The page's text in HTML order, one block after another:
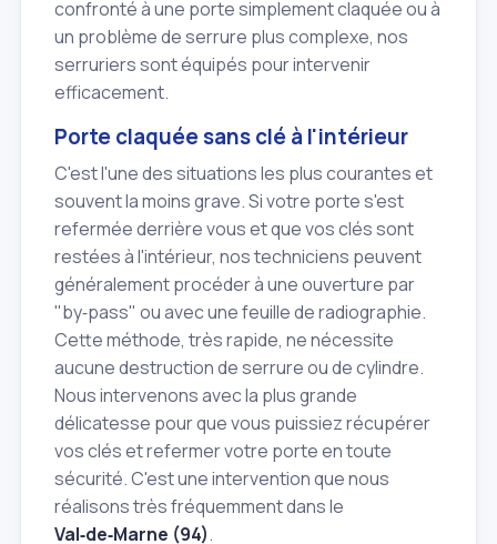
confronté à une porte simplement claquée ou à
un problème de serrure plus complexe, nos
serruriers sont équipés pour intervenir
efficacement.
Porte claquée sans clé à l'intérieur
C'est l'une des situations les plus courantes et
souvent la moins grave. Si votre porte s'est
refermée derrière vous et que vos clés sont
restées à l'intérieur, nos techniciens peuvent
généralement procéder à une ouverture par
"by‑pass" ou avec une feuille de radiographie.
Cette méthode, très rapide, ne nécessite
aucune destruction de serrure ou de cylindre.
Nous intervenons avec la plus grande
délicatesse pour que vous puissiez récupérer
vos clés et refermer votre porte en toute
sécurité. C'est une intervention que nous
réalisons très fréquemment dans le
Val‑de‑Marne (94).